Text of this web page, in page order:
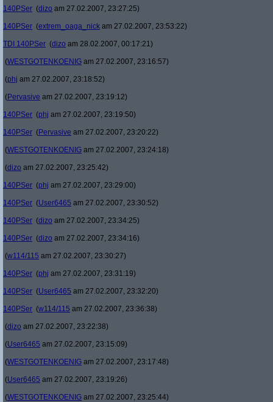
140PSer (dizo am 27.02.2007, 23:27:25)
140PSer (extrem_oaga_nick am 27.02.2007, 23:53:22)
TDI 140PSer (dizo am 28.02.2007, 00:17:21)
(WESTGOTENKOENIG am 27.02.2007, 23:16:57)
(phj am 27.02.2007, 23:18:52)
(Pervasive am 27.02.2007, 23:19:12)
140PSer (phj am 27.02.2007, 23:19:50)
140PSer (Pervasive am 27.02.2007, 23:20:22)
(WESTGOTENKOENIG am 27.02.2007, 23:24:18)
(dizo am 27.02.2007, 23:25:42)
140PSer (phj am 27.02.2007, 23:29:00)
140PSer (User6465 am 27.02.2007, 23:30:52)
140PSer (dizo am 27.02.2007, 23:34:25)
140PSer (dizo am 27.02.2007, 23:34:16)
(w114/115 am 27.02.2007, 23:30:27)
140PSer (phj am 27.02.2007, 23:31:19)
140PSer (User6465 am 27.02.2007, 23:32:20)
140PSer (w114/115 am 27.02.2007, 23:36:38)
(dizo am 27.02.2007, 23:22:38)
(User6465 am 27.02.2007, 23:15:09)
(WESTGOTENKOENIG am 27.02.2007, 23:17:48)
(User6465 am 27.02.2007, 23:19:26)
(WESTGOTENKOENIG am 27.02.2007, 23:25:44)